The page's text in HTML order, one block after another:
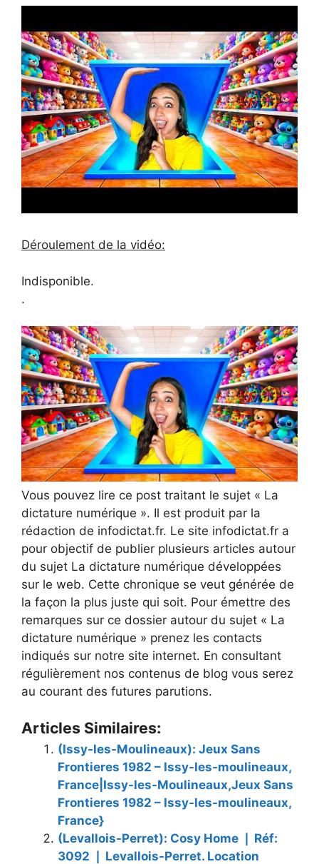
Déroulement de la vidéo:
Indisponible.
.
Vous pouvez lire ce post traitant le sujet « La
dictature numérique ». Il est produit par la
rédaction de infodictat.fr. Le site infodictat.fr a
pour objectif de publier plusieurs articles autour
du sujet La dictature numérique développées
sur le web. Cette chronique se veut générée de
la façon la plus juste qui soit. Pour émettre des
remarques sur ce dossier autour du sujet « La
dictature numérique » prenez les contacts
indiqués sur notre site internet. En consultant
régulièrement nos contenus de blog vous serez
au courant des futures parutions.
Articles Similaires:
(Issy-les-Moulineaux): Jeux Sans
Frontieres 1982 – Issy-les-moulineaux,
France|Issy-les-Moulineaux,Jeux Sans
Frontieres 1982 – Issy-les-moulineaux,
France}
(Levallois-Perret): Cosy Home ❘ Réf:
3092 ❘ Levallois-Perret. Location